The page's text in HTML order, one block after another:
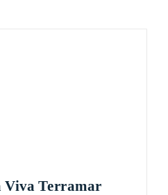
Viva Terramar